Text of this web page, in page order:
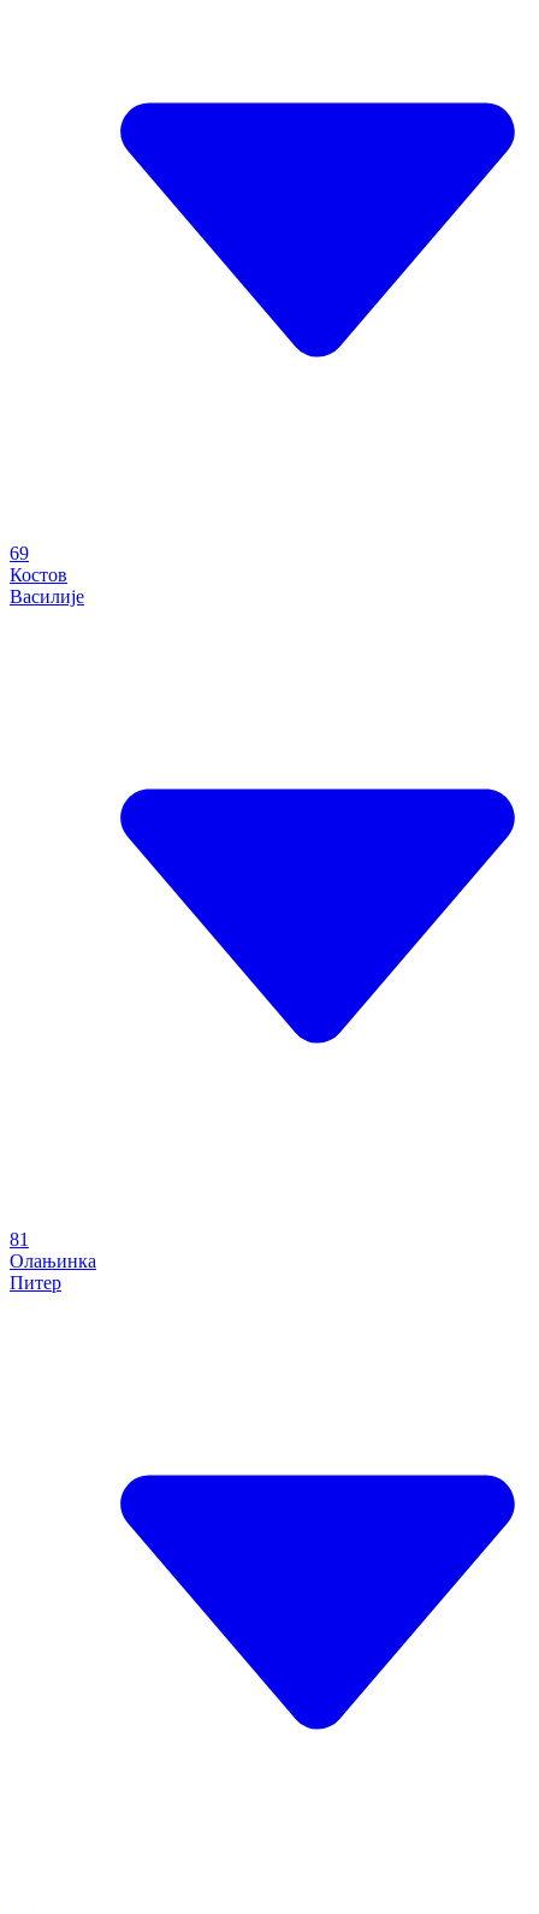
69
Костов
Василије
81
Олањинка
Питер